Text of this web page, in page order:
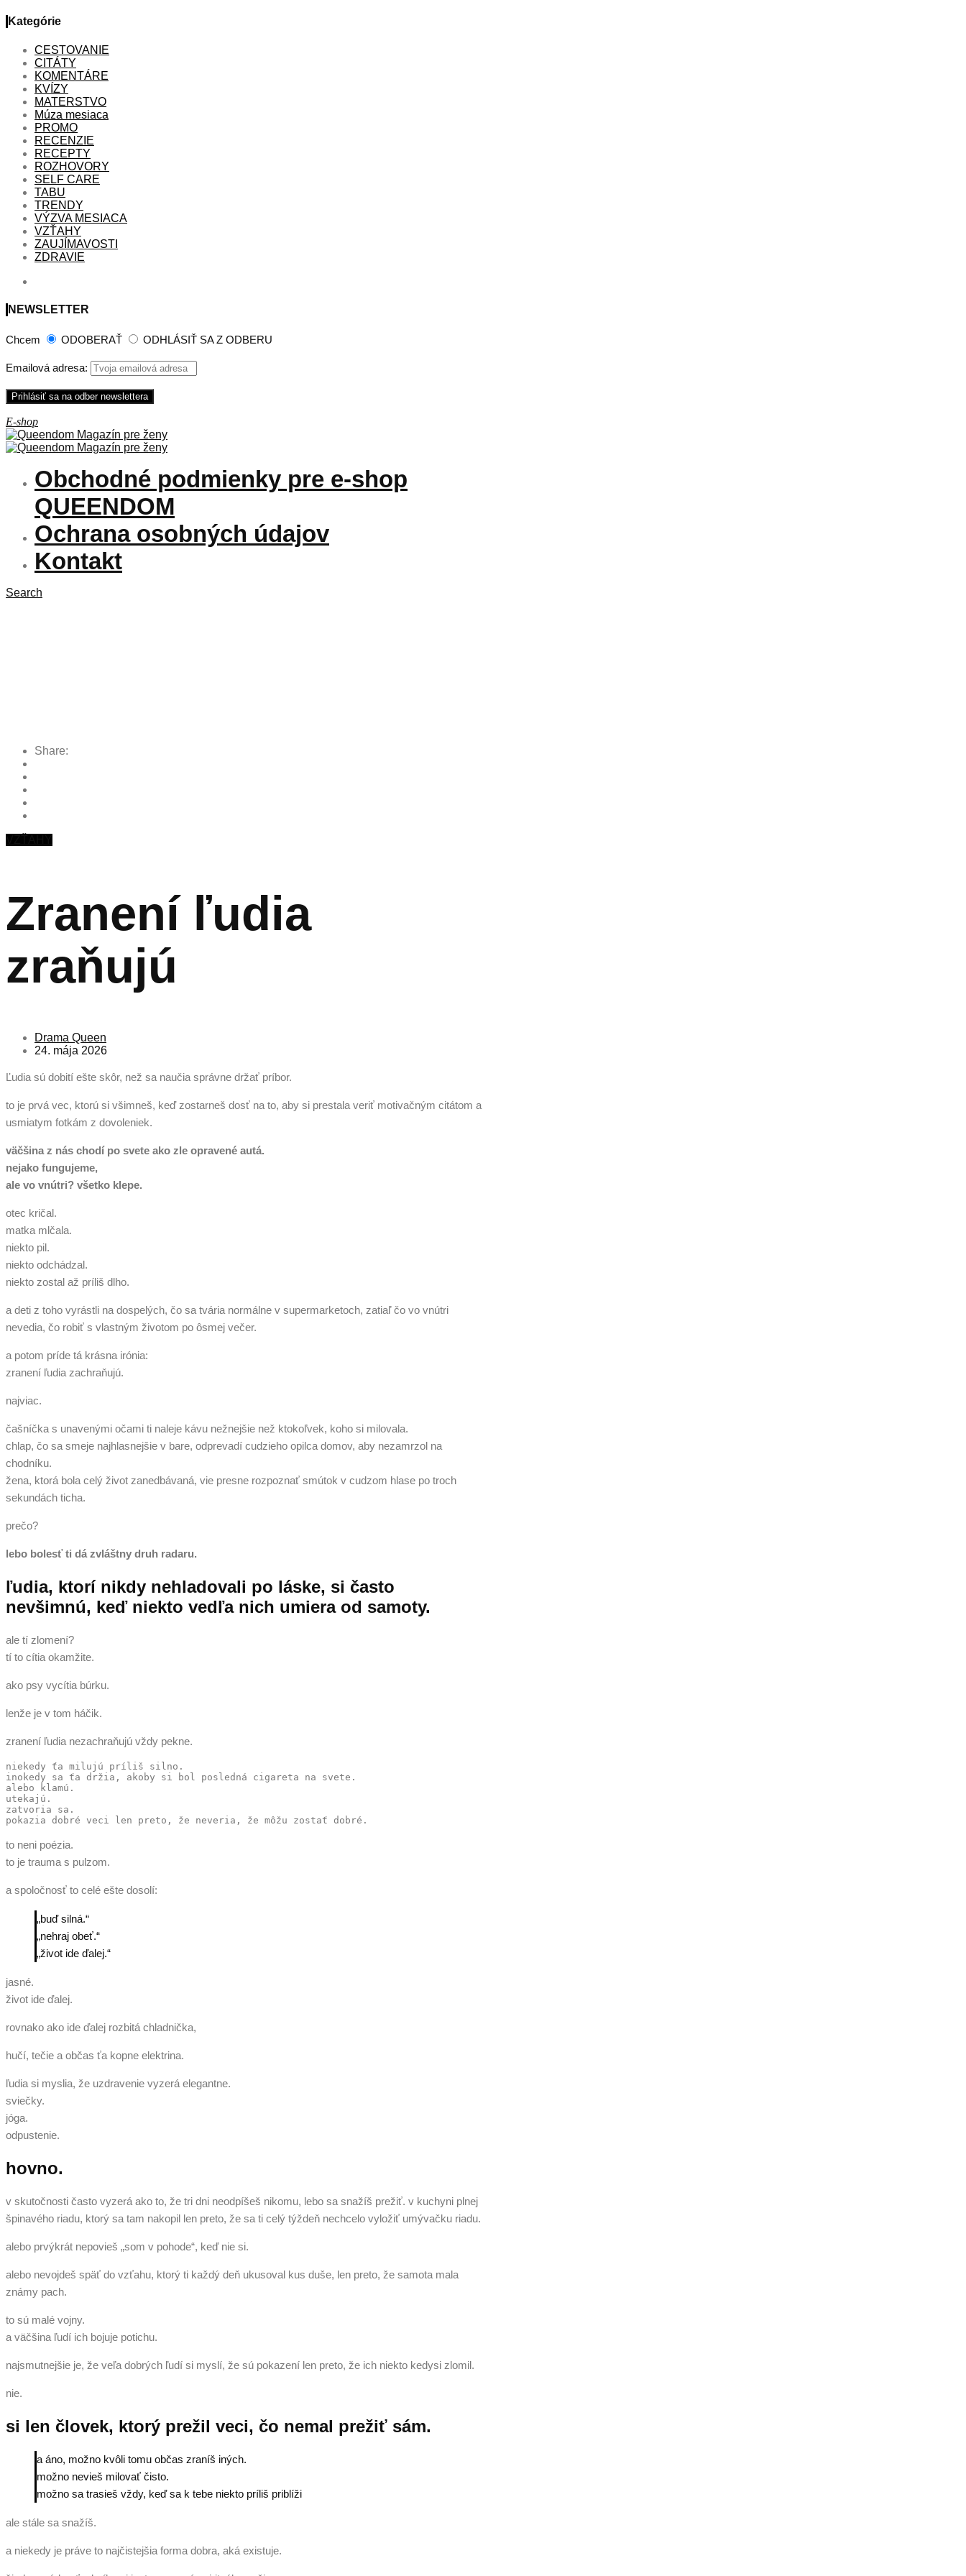
Kategórie
CESTOVANIE
CITÁTY
KOMENTÁRE
KVÍZY
MATERSTVO
Múza mesiaca
PROMO
RECENZIE
RECEPTY
ROZHOVORY
SELF CARE
TABU
TRENDY
VÝZVA MESIACA
VZŤAHY
ZAUJÍMAVOSTI
ZDRAVIE
NEWSLETTER
Chcem ODOBERAŤ ODHLÁSIŤ SA Z ODBERU
Emailová adresa:
Obchodné podmienky pre e-shop
QUEENDOM
Ochrana osobných údajov
Kontakt
Search
Share:
Zranení ľudia
zraňujú
Drama Queen
24. mája 2026
Ľudia sú dobití ešte skôr, než sa naučia správne držať príbor.
to je prvá vec, ktorú si všimneš, keď zostarneš dosť na to, aby si prestala veriť motivačným citátom a
usmiatym fotkám z dovoleniek.
väčšina z nás chodí po svete ako zle opravené autá.
nejako fungujeme,
ale vo vnútri? všetko klepe.
otec kričal.
matka mlčala.
niekto pil.
niekto odchádzal.
niekto zostal až príliš dlho.
a deti z toho vyrástli na dospelých, čo sa tvária normálne v supermarketoch, zatiaľ čo vo vnútri
nevedia, čo robiť s vlastným životom po ôsmej večer.
a potom príde tá krásna irónia:
zranení ľudia zachraňujú.
najviac.
čašníčka s unavenými očami ti naleje kávu nežnejšie než ktokoľvek, koho si milovala.
chlap, čo sa smeje najhlasnejšie v bare, odprevadí cudzieho opilca domov, aby nezamrzol na
chodníku.
žena, ktorá bola celý život zanedbávaná, vie presne rozpoznať smútok v cudzom hlase po troch
sekundách ticha.
prečo?
lebo bolesť ti dá zvláštny druh radaru.
ľudia, ktorí nikdy nehladovali po láske, si často
nevšimnú, keď niekto vedľa nich umiera od samoty.
ale tí zlomení?
tí to cítia okamžite.
ako psy vycítia búrku.
lenže je v tom háčik.
zranení ľudia nezachraňujú vždy pekne.
niekedy ťa milujú príliš silno.
inokedy sa ťa držia, akoby si bol posledná cigareta na svete.
alebo klamú.
utekajú.
zatvoria sa.
pokazia dobré veci len preto, že neveria, že môžu zostať dobré.
to neni poézia.
to je trauma s pulzom.
a spoločnosť to celé ešte dosolí:
„buď silná.“
„nehraj obeť.“
„život ide ďalej.“
jasné.
život ide ďalej.
rovnako ako ide ďalej rozbitá chladnička,
hučí, tečie a občas ťa kopne elektrina.
ľudia si myslia, že uzdravenie vyzerá elegantne.
sviečky.
jóga.
odpustenie.
hovno.
v skutočnosti často vyzerá ako to, že tri dni neodpíšeš nikomu, lebo sa snažíš prežiť. v kuchyni plnej
špinavého riadu, ktorý sa tam nakopil len preto, že sa ti celý týždeň nechcelo vyložiť umývačku riadu.
alebo prvýkrát nepovieš „som v pohode“, keď nie si.
alebo nevojdeš späť do vzťahu, ktorý ti každý deň ukusoval kus duše, len preto, že samota mala
známy pach.
to sú malé vojny.
a väčšina ľudí ich bojuje potichu.
najsmutnejšie je, že veľa dobrých ľudí si myslí, že sú pokazení len preto, že ich niekto kedysi zlomil.
nie.
si len človek, ktorý prežil veci, čo nemal prežiť sám.
a áno, možno kvôli tomu občas zraníš iných.
možno nevieš milovať čisto.
možno sa trasieš vždy, keď sa k tebe niekto príliš priblíži
ale stále sa snažíš.
a niekedy je práve to najčistejšia forma dobra, aká existuje.